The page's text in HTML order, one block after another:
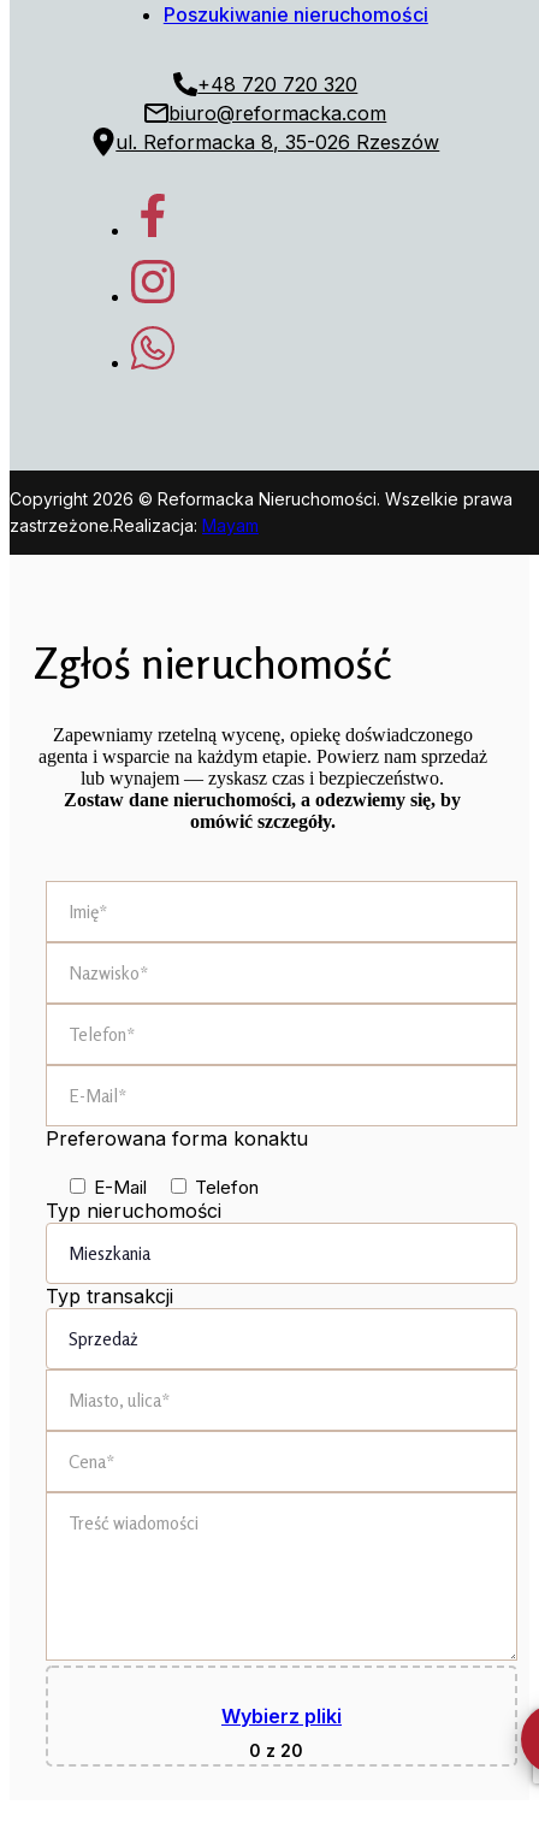
Poszukiwanie nieruchomości
+48 720 720 320
biuro@reformacka.com
ul. Reformacka 8, 35-026 Rzeszów
Copyright 2026 © Reformacka Nieruchomości. Wszelkie prawa
zastrzeżone.Realizacja: Mayam
Zgłoś nieruchomość
Zapewniamy rzetelną wycenę, opiekę doświadczonego
agenta i wsparcie na każdym etapie. Powierz nam sprzedaż
lub wynajem — zyskasz czas i bezpieczeństwo.
Zostaw dane nieruchomości, a odezwiemy się, by
omówić szczegóły.
Preferowana forma konaktu
E-Mail Telefon
Typ nieruchomości
Typ transakcji
Wybierz pliki
0 z 20